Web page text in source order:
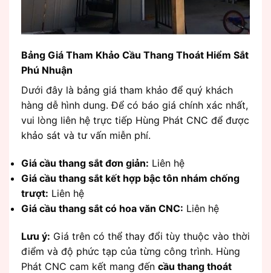
Bảng Giá Tham Khảo Cầu Thang Thoát Hiểm Sắt
Phú Nhuận
Dưới đây là bảng giá tham khảo để quý khách
hàng dễ hình dung. Để có báo giá chính xác nhất,
vui lòng liên hệ trực tiếp Hùng Phát CNC để được
khảo sát và tư vấn miễn phí.
Giá cầu thang sắt đơn giản: Liên hệ
Giá cầu thang sắt kết hợp bậc tôn nhám chống
trượt: Liên hệ
Giá cầu thang sắt có hoa văn CNC: Liên hệ
Lưu ý: Giá trên có thể thay đổi tùy thuộc vào thời
điểm và độ phức tạp của từng công trình. Hùng
Phát CNC cam kết mang đến cầu thang thoát